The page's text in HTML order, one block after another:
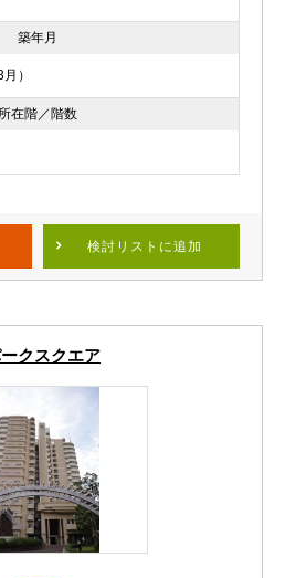
築年月
）
所在階／階数
検討リスト に追加
クスクエア